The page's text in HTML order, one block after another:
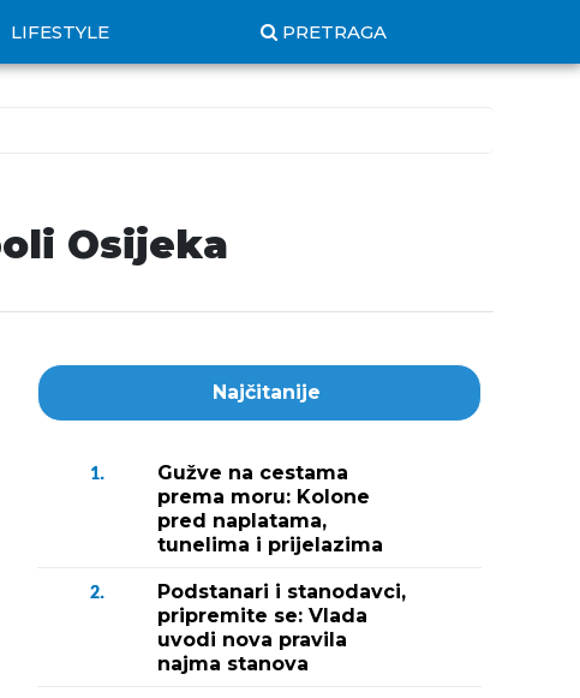
LIFESTYLE PRETRAGA
Osijeka
Najčitanije
1.
Gužve na cestama
prema moru: Kolone
pred naplatama,
tunelima i prijelazima
2.
Podstanari i stanodavci,
pripremite se: Vlada
uvodi nova pravila
najma stanova